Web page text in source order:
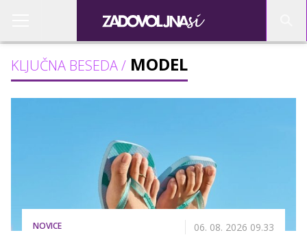
KLJUČNA BESEDA / MODEL
NOVICE 06. 08. 2026 09.33